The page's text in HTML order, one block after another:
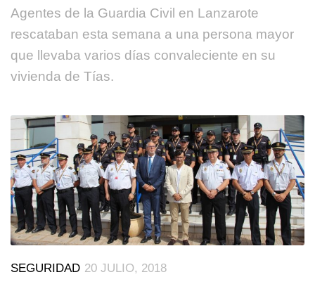
Agentes de la Guardia Civil en Lanzarote
rescataban esta semana a una persona mayor
que llevaba varios días convaleciente en su
vivienda de Tías.
SEGURIDAD 20 JULIO, 2018